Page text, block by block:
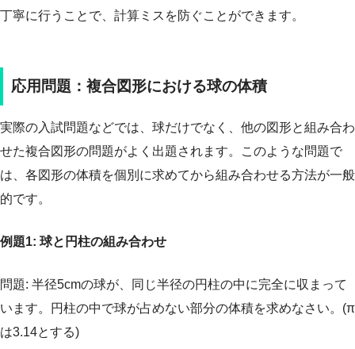
丁寧に行うことで、計算ミスを防ぐことができます。
応用問題：複合図形における球の体積
実際の入試問題などでは、球だけでなく、他の図形と組み合わ
せた複合図形の問題がよく出題されます。このような問題で
は、各図形の体積を個別に求めてから組み合わせる方法が一般
的です。
例題1: 球と円柱の組み合わせ
問題: 半径5cmの球が、同じ半径の円柱の中に完全に収まって
います。円柱の中で球が占めない部分の体積を求めなさい。(π
は3.14とする)